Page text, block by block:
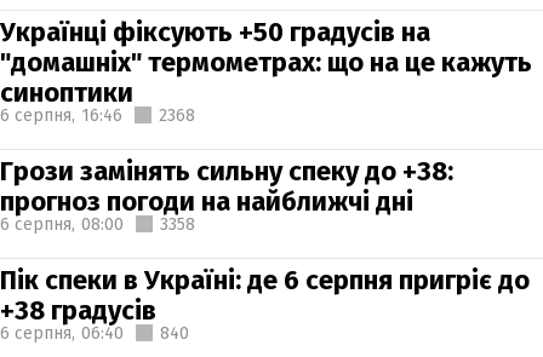
Українці фіксують +50 градусів на
"домашніх" термометрах: що на це кажуть
синоптики
6 серпня, 16:46 2368
Грози замінять сильну спеку до +38:
прогноз погоди на найближчі дні
6 серпня, 08:00 3358
Пік спеки в Україні: де 6 серпня пригріє до
+38 градусів
6 серпня, 06:40 840